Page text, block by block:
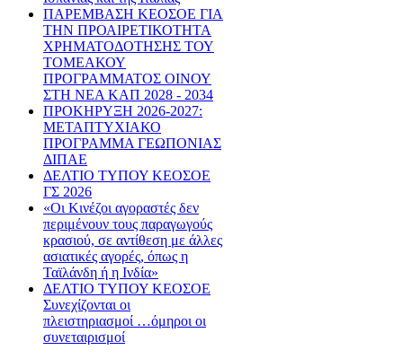
ΠΑΡΕΜΒΑΣΗ ΚΕΟΣΟΕ ΓΙΑ
ΤΗΝ ΠΡΟΑΙΡΕΤΙΚΟΤΗΤΑ
ΧΡΗΜΑΤΟΔΟΤΗΣΗΣ ΤΟΥ
ΤΟΜΕΑΚΟΥ
ΠΡΟΓΡΑΜΜΑΤΟΣ ΟΙΝΟΥ
ΣΤΗ ΝΕΑ ΚΑΠ 2028 - 2034
ΠΡΟΚΗΡΥΞΗ 2026-2027:
ΜΕΤΑΠΤΥΧΙΑΚΟ
ΠΡΟΓΡΑΜΜΑ ΓΕΩΠΟΝΙΑΣ
ΔΙΠΑΕ
ΔΕΛΤΙΟ ΤΥΠΟΥ ΚΕΟΣΟΕ
ΓΣ 2026
«Οι Κινέζοι αγοραστές δεν
περιμένουν τους παραγωγούς
κρασιού, σε αντίθεση με άλλες
ασιατικές αγορές, όπως η
Ταϊλάνδη ή η Ινδία»
ΔΕΛΤΙΟ ΤΥΠΟΥ ΚΕΟΣΟΕ
Συνεχίζονται οι
πλειστηριασμοί …όμηροι οι
συνεταιρισμοί